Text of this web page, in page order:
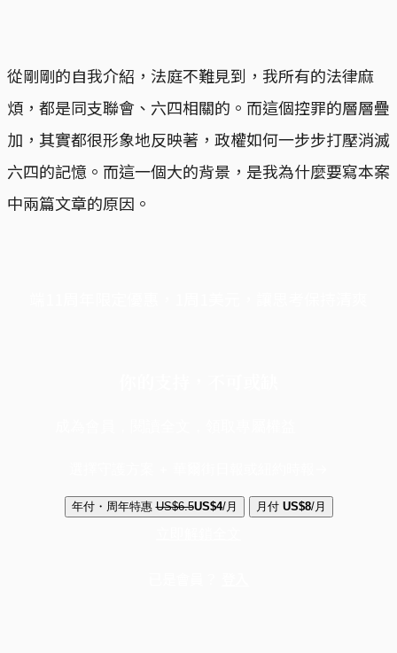
從剛剛的自我介紹，法庭不難見到，我所有的法律麻
煩，都是同支聯會、六四相關的。而這個控罪的層層疊
加，其實都很形象地反映著，政權如何一步步打壓消滅
六四的記憶。而這一個大的背景，是我為什麼要寫本案
中兩篇文章的原因。
年付・周年特惠 US$6.5US$4/月 月付 US$8/月